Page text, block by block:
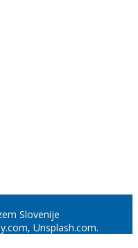
Slovenije
Unsplash.com.